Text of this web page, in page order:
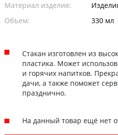
Материал изделия:
Объем:
330 мл
Стакан изготовлен из
пластика. Может
и горячих напитков.
дачи, а также поможет
празднично.
На данный товар ещё нет